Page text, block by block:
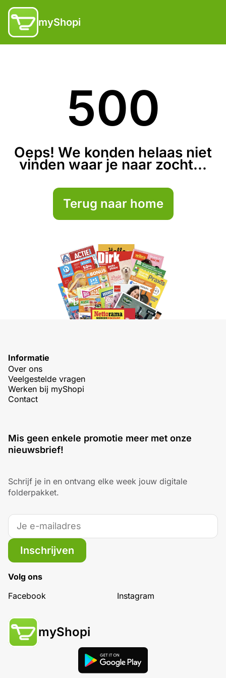
myShopi
500
Oeps! We konden helaas niet
vinden waar je naar zocht...
Terug naar home
Informatie
Over ons
Veelgestelde vragen
Werken bij myShopi
Contact
Mis geen enkele promotie meer met onze
nieuwsbrief!
Schrijf je in en ontvang elke week jouw digitale
folderpakket.
Inschrijven
Volg ons
Facebook
Instagram
myShopi